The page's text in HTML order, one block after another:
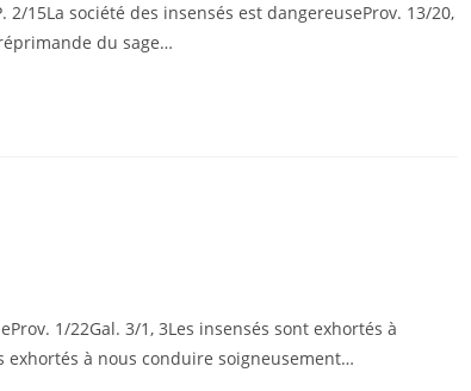
15La société des insensés est dangereuseProv. 13/20,
du sage…
1/22Gal. 3/1, 3Les insensés sont exhortés à
exhortés à nous conduire soigneusement…